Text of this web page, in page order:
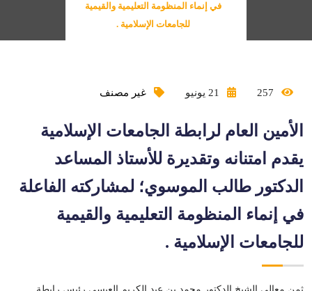
في إنماء المنظومة التعليمية والقيمية
للجامعات الإسلامية .
غير مصنف
الأمين العام لرابطة الجامعات الإسلامية
يقدم امتنانه وتقديرة للأستاذ المساعد
الدكتور طالب الموسوي؛ لمشاركته الفاعلة
في إنماء المنظومة التعليمية والقيمية
للجامعات الإسلامية .